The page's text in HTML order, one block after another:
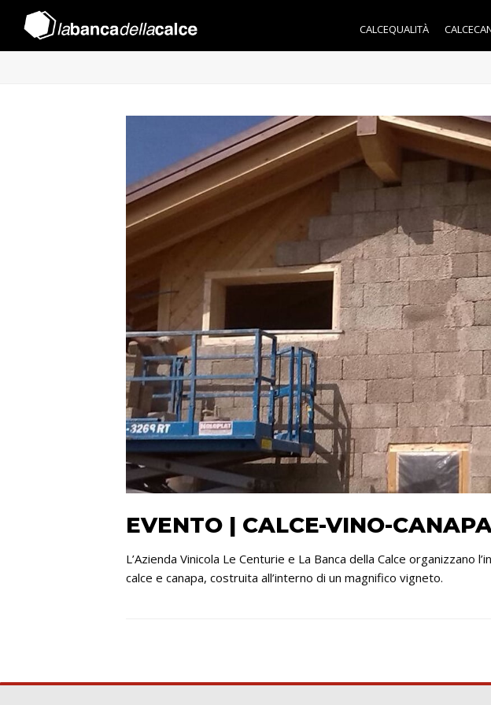
CALCEQUALITÀ
EVENTO | CALCE-VINO-
L’Azienda Vinicola Le Centurie e La Banca della Calce organizzano
calce e canapa, costruita all’interno di un magnifico vigneto.